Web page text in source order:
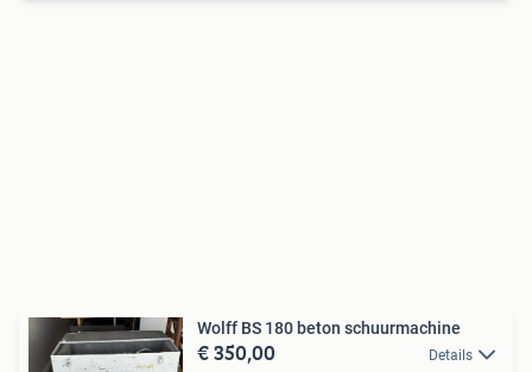
Wolff BS 180 beton schuurmachine
€ 350,00 Details